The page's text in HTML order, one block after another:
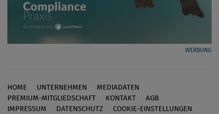
WERBUNG
Footer
HOME UNTERNEHMEN
MEDIADATEN
PREMIUM-MITGLIEDSCHAFT
KONTAKT
AGB
IMPRESSUM
DATENSCHUTZ COOKIE-EINSTELLUNGEN